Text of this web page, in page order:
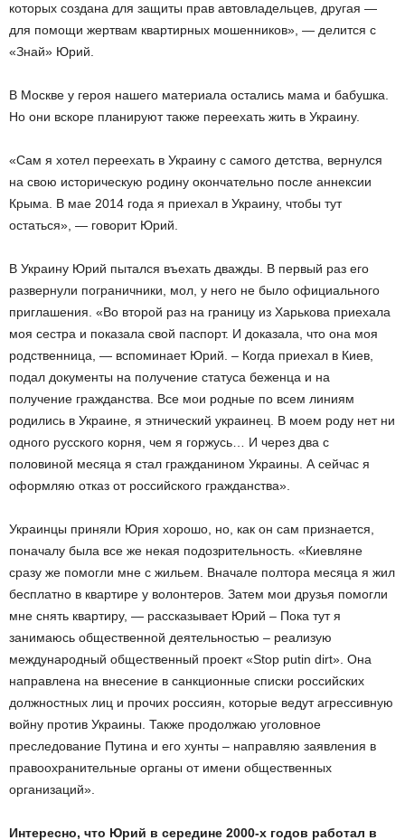
которых создана для защиты прав автовладельцев, другая —
для помощи жертвам квартирных мошенников», — делится с
«Знай» Юрий.
В Москве у героя нашего материала остались мама и бабушка.
Но они вскоре планируют также переехать жить в Украину.
«Сам я хотел переехать в Украину с самого детства, вернулся
на свою историческую родину окончательно после аннексии
Крыма. В мае 2014 года я приехал в Украину, чтобы тут
остаться», — говорит Юрий.
В Украину Юрий пытался въехать дважды. В первый раз его
развернули пограничники, мол, у него не было официального
приглашения. «Во второй раз на границу из Харькова приехала
моя сестра и показала свой паспорт. И доказала, что она моя
родственница, — вспоминает Юрий. – Когда приехал в Киев,
подал документы на получение статуса беженца и на
получение гражданства. Все мои родные по всем линиям
родились в Украине, я этнический украинец. В моем роду нет ни
одного русского корня, чем я горжусь… И через два с
половиной месяца я стал гражданином Украины. А сейчас я
оформляю отказ от российского гражданства».
Украинцы приняли Юрия хорошо, но, как он сам признается,
поначалу была все же некая подозрительность. «Киевляне
сразу же помогли мне с жильем. Вначале полтора месяца я жил
бесплатно в квартире у волонтеров. Затем мои друзья помогли
мне снять квартиру, — рассказывает Юрий – Пока тут я
занимаюсь общественной деятельностью – реализую
международный общественный проект «Stop putin dirt». Она
направлена на внесение в санкционные списки российских
должностных лиц и прочих россиян, которые ведут агрессивную
войну против Украины. Также продолжаю уголовное
преследование Путина и его хунты – направляю заявления в
правоохранительные органы от имени общественных
организаций».
Интересно, что Юрий в середине 2000-х годов работал в